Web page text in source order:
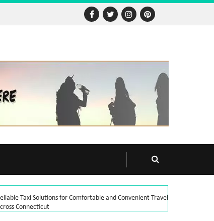
Taxi Solutions for Comfortable and Convenient Travel
Connecticut